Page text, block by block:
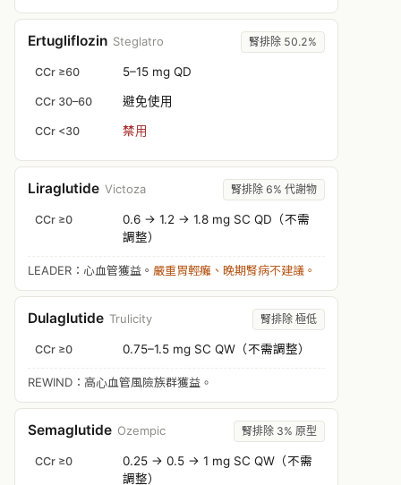
Ertugliflozin Steglatro 腎排除 50.2%
CCr ≥60 5–15 mg QD
CCr 30–60 避免使用
CCr <30 禁用
Liraglutide Victoza 腎排除 6% 代謝物
CCr ≥0
0.6 → 1.2 → 1.8 mg SC QD（不需
調整）
LEADER：心血管獲益。 嚴重胃輕癱、晚期腎病不建議。
Dulaglutide Trulicity 腎排除 極低
CCr ≥0 0.75–1.5 mg SC QW（不需調整）
REWIND：高心血管風險族群獲益。
Semaglutide Ozempic 腎排除 3% 原型
CCr ≥0
0.25 → 0.5 → 1 mg SC QW（不需
調整）